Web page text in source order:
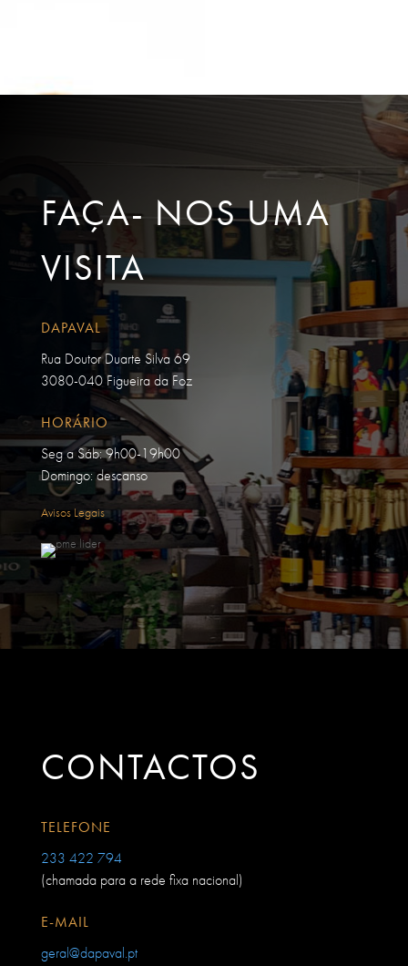
FAÇA- NOS UMA
VISITA
DAPAVAL
Rua Doutor Duarte Silva 69
3080-040 Figueira da Foz
HORÁRIO
Seg a Sáb: 9h00-19h00
Domingo: descanso
Avisos Legais
CONTACTOS
TELEFONE
233 422 794
(chamada para a rede fixa nacional)
E-MAIL
geral@dapaval.pt